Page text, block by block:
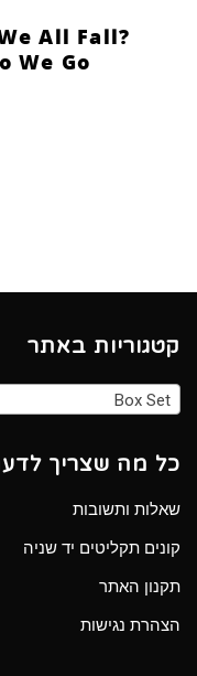
All Fall
We Go
קטגוריות באתר
Box Set
כל מה שצריך
שאלות ותשובות
קונים תקליטים יד שניה
תקנון האתר
הצהרת נגישות